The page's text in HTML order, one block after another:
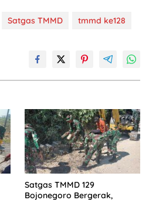
Satgas TMMD tmmd ke128
Satgas TMMD 129
Bojonegoro Bergerak,